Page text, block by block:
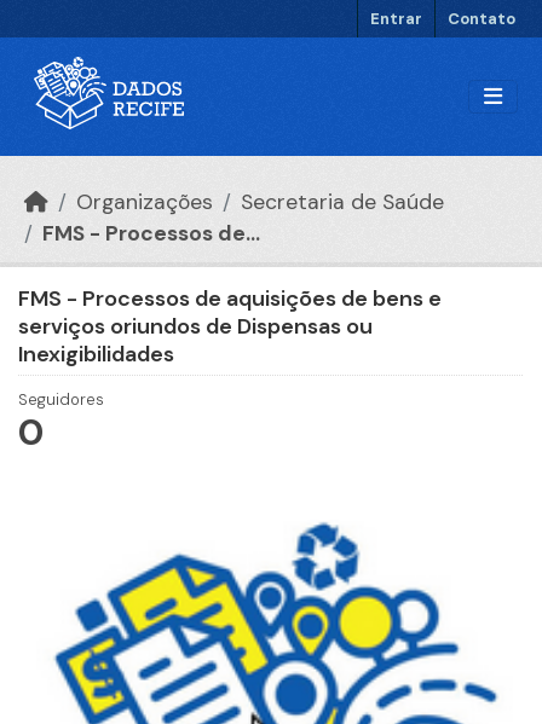
Entrar Contato
Organizações
Secretaria de Saúde
FMS - Processos de...
FMS - Processos de aquisições de bens e
serviços oriundos de Dispensas ou
Inexigibilidades
Seguidores
0